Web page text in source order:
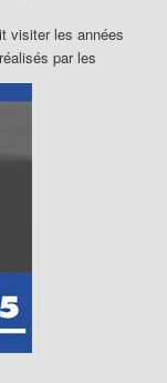
visiter les années
par les